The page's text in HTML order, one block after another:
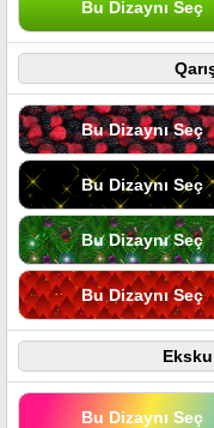
Bu Dizaynı Seç
Bu Dizaynı Seç
Bu Dizaynı Seç
Bu Dizaynı Seç
Bu Dizaynı Seç
Bu Dizaynı Seç